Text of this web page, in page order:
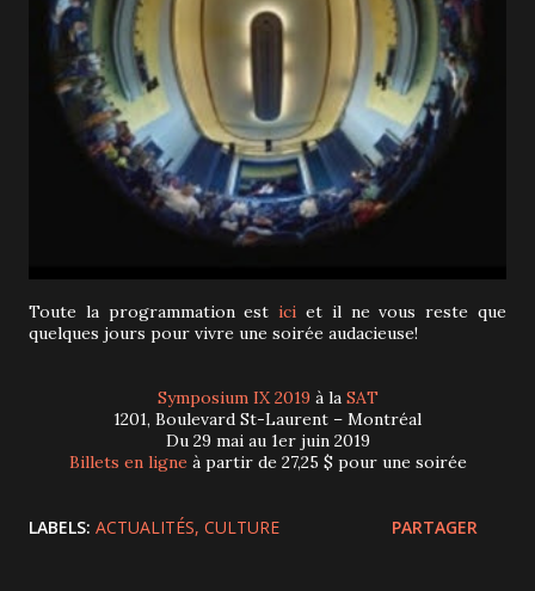
Toute la programmation estici et il ne vous reste que
quelques jours pour vivre une soirée audacieuse!
Symposium IX 2019 à la SAT
1201, Boulevard St-Laurent – Montréal
Du 29 mai au 1er juin 2019
Billets en ligne à partir de 27,25 $ pour une soirée
LABELS: ACTUALITÉS CULTURE PARTAGER